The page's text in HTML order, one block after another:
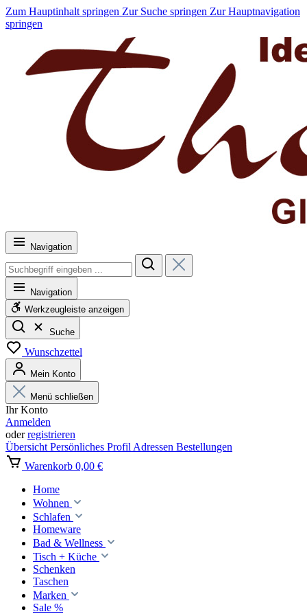
Zum Hauptinhalt springen Zur Suche springen Zur Hauptnavigation
springen
Navigation
Navigation
Werkzeugleiste anzeigen
Suche
Wunschzettel
Mein Konto
Menü schließen
Ihr Konto
Anmelden
oderregistrieren
Übersicht Persönliches Profil Adressen Bestellungen
Warenkorb 0,00 €
Home
Wohnen
Schlafen
Homeware
Bad & Wellness
Tisch + Küche
Schenken
Taschen
Marken
Sale %